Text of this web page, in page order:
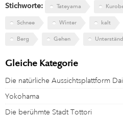
Stichworte: Tateyama
Schnee Winter kalt
Berg Gehen
Gleiche Kategorie
Die natürliche Aussichtsplattform
Yokohama
Die berühmte Stadt Tottori